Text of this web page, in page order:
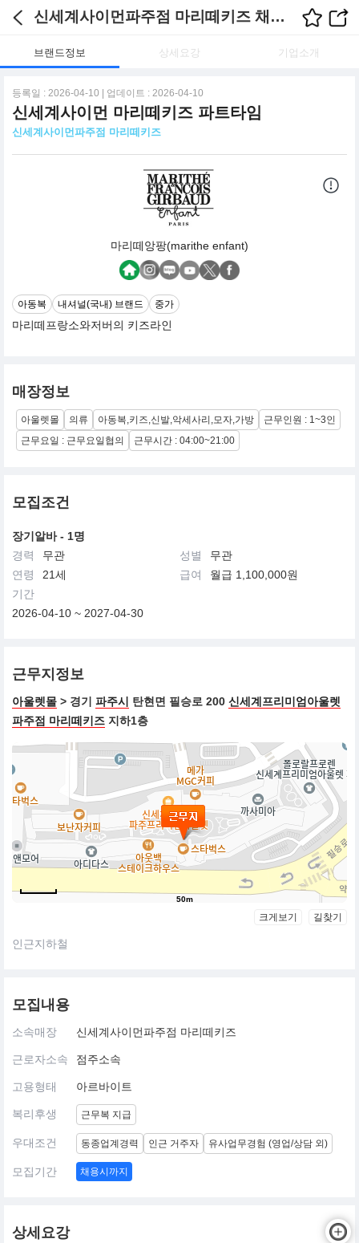
신세계사이먼파주점 마리떼키즈 채용정보
브랜드정보 상세요강 기업소개
등록일 : 2026-04-10 | 업데이트 : 2026-04-10
신세계사이먼 마리떼키즈 파트타임
신세계사이먼파주점 마리떼키즈
마리떼앙팡(marithe enfant)
아동복 내셔널(국내) 브랜드 중가
마리떼프랑소와저버의 키즈라인
매장정보
아울렛몰 의류 아동복,키즈,신발,악세사리,모자,가방
근무인원 : 1~3인
근무요일 : 근무요일협의
근무시간 : 04:00~21:00
모집조건
장기알바 - 1명
경력
무관 성별
무관
연령
21세 급여
월급 1,100,000원
기간
2026-04-10 ~ 2027-04-30
근무지정보
아울렛몰 > 경기 파주시 탄현면 필승로 200 신세계프리미엄아울렛
파주점 마리떼키즈 지하1층
50m
크게보기 길찾기
인근지하철
모집내용
소속매장 신세계사이먼파주점 마리떼키즈
근로자소속 점주소속
고용형태 아르바이트
복리후생 근무복 지급
우대조건 동종업계경력 인근 거주자 유사업무경험 (영업/상담 외)
모집기간 채용시까지
상세요강